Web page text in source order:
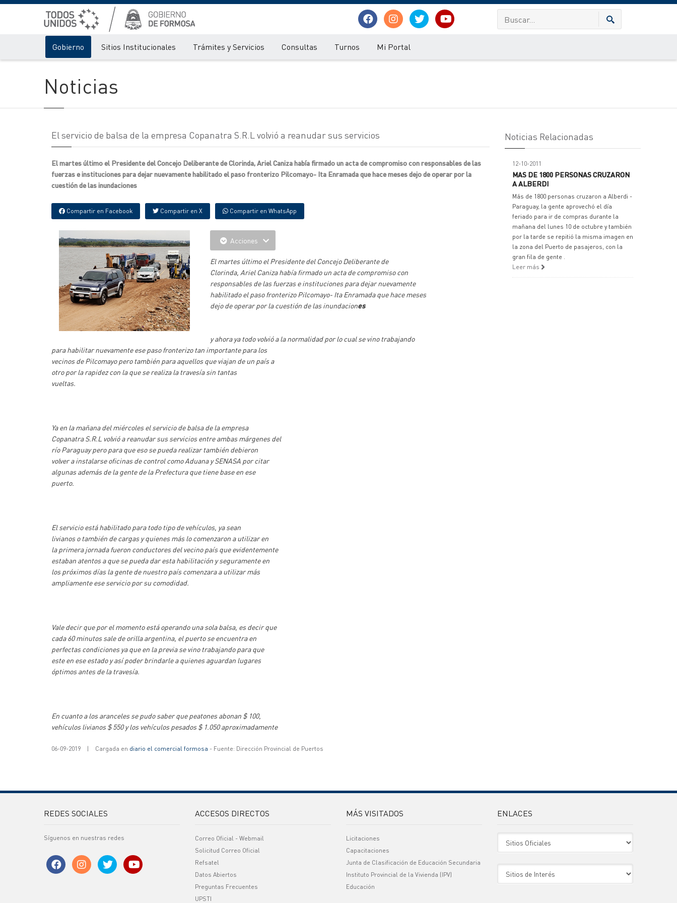
Gobierno Sitios Institucionales Trámites y Servicios Consultas Turnos Mi Portal
Noticias
El servicio de balsa de la empresa Copanatra S.R.L volvió a reanudar sus servicios
El martes último el Presidente del Concejo Deliberante de Clorinda, Ariel Caniza había firmado un acta de compromiso con responsables de las
fuerzas e instituciones para dejar nuevamente habilitado el paso fronterizo Pilcomayo- Ita Enramada que hace meses dejo de operar por la
cuestión de las inundaciones
Compartir en Facebook Compartir en X Compartir en WhatsApp
Acciones
El martes último el Presidente del Concejo Deliberante de
Clorinda, Ariel Caniza había firmado un acta de compromiso con
responsables de las fuerzas e instituciones para dejar nuevamente
habilitado el paso fronterizo Pilcomayo- Ita Enramada que hace meses
dejo de operar por la cuestión de las inundaciones
y ahora ya todo volvió a la normalidad por lo cual se vino trabajando
para habilitar nuevamente ese paso fronterizo tan importante para los
vecinos de Pilcomayo pero también para aquellos que viajan de un país a
otro por la rapidez con la que se realiza la travesía sin tantas
vueltas.
Ya en la mañana del miércoles el servicio de balsa de la empresa
Copanatra S.R.L volvió a reanudar sus servicios entre ambas márgenes del
río Paraguay pero para que eso se pueda realizar también debieron
volver a instalarse oficinas de control como Aduana y SENASA por citar
algunas además de la gente de la Prefectura que tiene base en ese
puerto.
El servicio está habilitado para todo tipo de vehículos, ya sean
livianos o también de cargas y quienes más lo comenzaron a utilizar en
la primera jornada fueron conductores del vecino país que evidentemente
estaban atentos a que se pueda dar esta habilitación y seguramente en
los próximos días la gente de nuestro país comenzara a utilizar más
ampliamente ese servicio por su comodidad.
Vale decir que por el momento está operando una sola balsa, es decir que
cada 60 minutos sale de orilla argentina, el puerto se encuentra en
perfectas condiciones ya que en la previa se vino trabajando para que
este en ese estado y así poder brindarle a quienes aguardan lugares
óptimos antes de la travesía.
En cuanto a los aranceles se pudo saber que peatones abonan $ 100,
vehículos livianos $ 550 y los vehículos pesados $ 1.050 aproximadamente
06-09-2019 | Cargada en diario el comercial formosa - Fuente: Dirección Provincial de Puertos
Noticias Relacionadas
12-10-2011
MAS DE 1800 PERSONAS CRUZARON
A ALBERDI
Más de 1800 personas cruzaron a Alberdi -
Paraguay, la gente aprovechó el día
feriado para ir de compras durante la
mañana del lunes 10 de octubre y también
por la tarde se repitió la misma imagen en
la zona del Puerto de pasajeros, con la
gran fila de gente .
Leer más
REDES SOCIALES
Síguenos en nuestras redes
ACCESOS DIRECTOS
Correo Oficial - Webmail
Solicitud Correo Oficial
Refsatel
Datos Abiertos
Preguntas Frecuentes
UPSTI
MÁS VISITADOS
Licitaciones
Capacitaciones
Junta de Clasificación de Educación Secundaria
Instituto Provincial de la Vivienda (IPV)
Educación
ENLACES